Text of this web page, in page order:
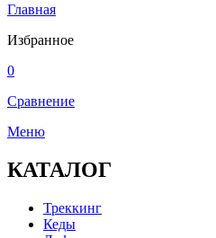
Главная
Избранное
0
Сравнение
Меню
КАТАЛОГ
Треккинг
Кеды